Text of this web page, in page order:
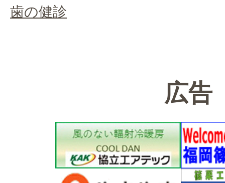
歯の健診
広告